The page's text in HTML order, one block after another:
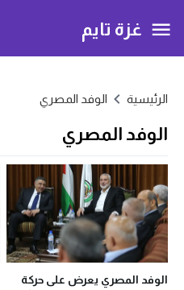
غزة تايم
الرئيسية الوفد المصري
الوفد المصري
الوفد المصري يعرض على حركة